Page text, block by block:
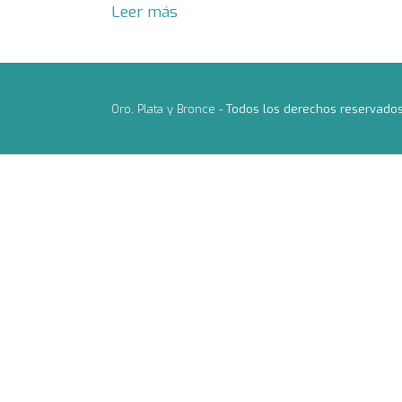
Leer más
Oro, Plata y Bronce - Todos los derechos